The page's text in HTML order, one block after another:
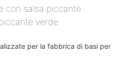
con salsa piccante
verde